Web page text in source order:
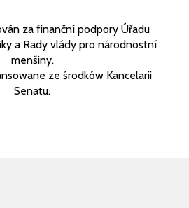
za finanční podpory Úřadu
a Rady vlády pro národnostní
menšiny.
ze środków Kancelarii
Senatu.